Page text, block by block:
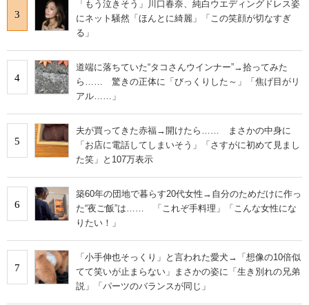
3
「もう泣きそう」川口春奈、純白ウエディングドレス姿
にネット騒然「ほんとに綺麗」「この笑顔が切なすぎ
る」
4
道端に落ちていた“タコさんウインナー”→拾ってみた
ら…… 驚きの正体に「びっくりした～」「焦げ目がリ
アル……」
5
夫が買ってきた赤福→開けたら…… まさかの中身に
「お店に電話してしまいそう」「さすがに初めて見まし
た笑」と107万表示
6
築60年の団地で暮らす20代女性→自分のためだけに作っ
た“夜ご飯”は…… 「これぞ手料理」「こんな女性にな
りたい！」
7
「小手伸也そっくり」と言われた愛犬→「想像の10倍似
てて笑いが止まらない」まさかの姿に「生き別れの兄弟
説」「パーツのバランスが同じ」